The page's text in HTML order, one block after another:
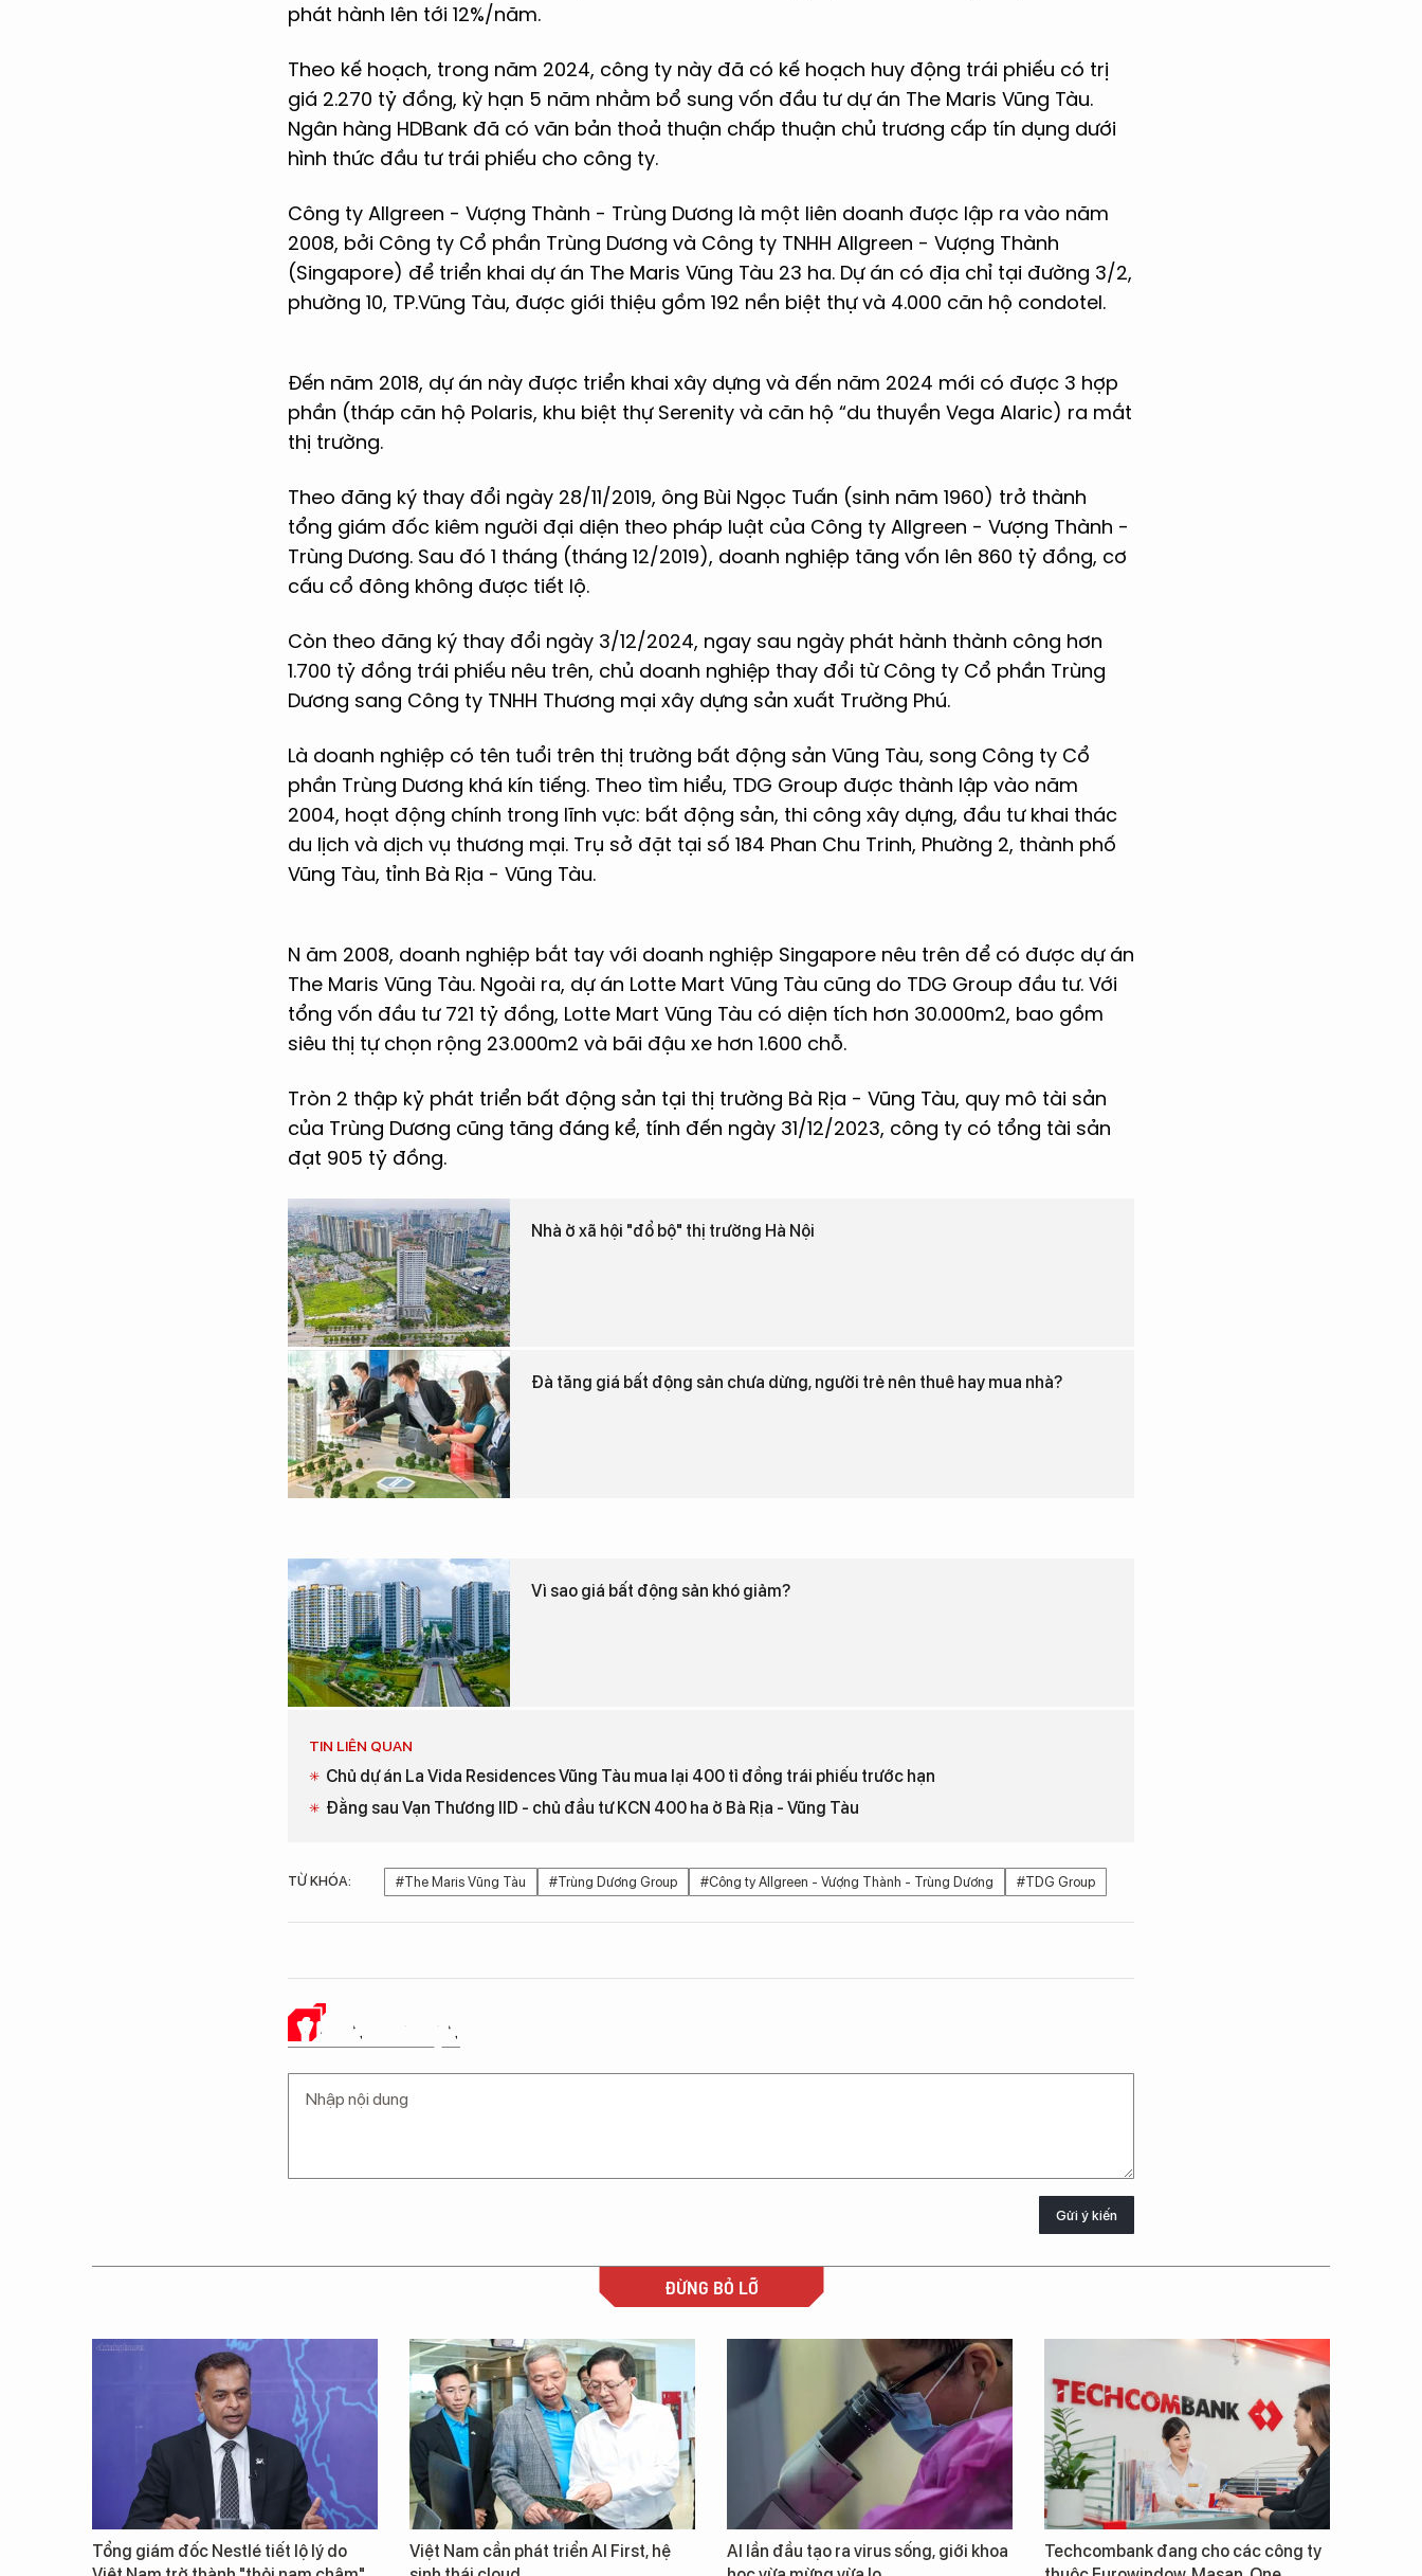
phát hành lên tới 12%/năm.
Theo kế hoạch, trong năm 2024, công ty này đã có kế hoạch huy động trái phiếu có trị
giá 2.270 tỷ đồng, kỳ hạn 5 năm nhằm bổ sung vốn đầu tư dự án The Maris Vũng Tàu.
Ngân hàng HDBank đã có văn bản thoả thuận chấp thuận chủ trương cấp tín dụng dưới
hình thức đầu tư trái phiếu cho công ty.
Công ty Allgreen - Vượng Thành - Trùng Dương là một liên doanh được lập ra vào năm
2008, bởi Công ty Cổ phần Trùng Dương và Công ty TNHH Allgreen - Vượng Thành
(Singapore) để triển khai dự án The Maris Vũng Tàu 23 ha. Dự án có địa chỉ tại đường 3/2,
phường 10, TP.Vũng Tàu, được giới thiệu gồm 192 nền biệt thự và 4.000 căn hộ condotel.
Đến năm 2018, dự án này được triển khai xây dựng và đến năm 2024 mới có được 3 hợp
phần (tháp căn hộ Polaris, khu biệt thự Serenity và căn hộ “du thuyền Vega Alaric) ra mắt
thị trường.
Theo đăng ký thay đổi ngày 28/11/2019, ông Bùi Ngọc Tuấn (sinh năm 1960) trở thành
tổng giám đốc kiêm người đại diện theo pháp luật của Công ty Allgreen - Vượng Thành -
Trùng Dương. Sau đó 1 tháng (tháng 12/2019), doanh nghiệp tăng vốn lên 860 tỷ đồng, cơ
cấu cổ đông không được tiết lộ.
Còn theo đăng ký thay đổi ngày 3/12/2024, ngay sau ngày phát hành thành công hơn
1.700 tỷ đồng trái phiếu nêu trên, chủ doanh nghiệp thay đổi từ Công ty Cổ phần Trùng
Dương sang Công ty TNHH Thương mại xây dựng sản xuất Trường Phú.
Là doanh nghiệp có tên tuổi trên thị trường bất động sản Vũng Tàu, song Công ty Cổ
phần Trùng Dương khá kín tiếng. Theo tìm hiểu, TDG Group được thành lập vào năm
2004, hoạt động chính trong lĩnh vực: bất động sản, thi công xây dựng, đầu tư khai thác
du lịch và dịch vụ thương mại. Trụ sở đặt tại số 184 Phan Chu Trinh, Phường 2, thành phố
Vũng Tàu, tỉnh Bà Rịa - Vũng Tàu.
N ăm 2008, doanh nghiệp bắt tay với doanh nghiệp Singapore nêu trên để có được dự án
The Maris Vũng Tàu. Ngoài ra, dự án Lotte Mart Vũng Tàu cũng do TDG Group đầu tư. Với
tổng vốn đầu tư 721 tỷ đồng, Lotte Mart Vũng Tàu có diện tích hơn 30.000m2, bao gồm
siêu thị tự chọn rộng 23.000m2 và bãi đậu xe hơn 1.600 chỗ.
Tròn 2 thập kỷ phát triển bất động sản tại thị trường Bà Rịa - Vũng Tàu, quy mô tài sản
của Trùng Dương cũng tăng đáng kể, tính đến ngày 31/12/2023, công ty có tổng tài sản
đạt 905 tỷ đồng.
Nhà ở xã hội "đổ bộ" thị trường Hà Nội
Đà tăng giá bất động sản chưa dừng, người trẻ nên thuê hay mua nhà?
Vì sao giá bất động sản khó giảm?
TIN LIÊN QUAN
Chủ dự án La Vida Residences Vũng Tàu mua lại 400 tỉ đồng trái phiếu trước hạn
Đằng sau Vạn Thương IID - chủ đầu tư KCN 400 ha ở Bà Rịa - Vũng Tàu
TỪ KHÓA: #The Maris Vũng Tàu #Trùng Dương Group #Công ty Allgreen - Vượng Thành - Trùng Dương #TDG Group
Ý KIẾN CỦA BẠN
Gửi ý kiến
ĐỪNG BỎ LỠ
Tổng giám đốc Nestlé tiết lộ lý do
Việt Nam cần phát triển AI First, hệ
AI lần đầu tạo ra virus sống, giới khoa
Techcombank đang cho các công ty